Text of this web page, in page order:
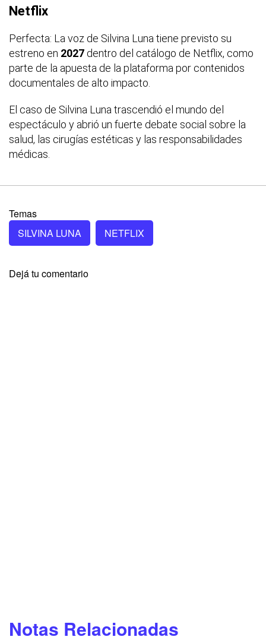
Netflix
Perfecta: La voz de Silvina Lunatiene previsto su
estreno en 2027 dentro del catálogo de Netflix, como
parte de la apuesta de la plataforma por contenidos
documentales de alto impacto.
El caso de Silvina Luna trascendió el mundo del
espectáculo y abrió un fuerte debate social sobre la
salud, las cirugías estéticas y las responsabilidades
médicas.
Temas
SILVINA LUNA
NETFLIX
Dejá tu comentario
Notas Relacionadas